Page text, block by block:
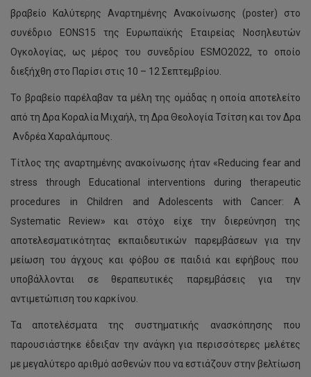
βραβείο Καλύτερης Αναρτημένης Ανακοίνωσης (poster) στο
συνέδριο EONS15 της Ευρωπαϊκής Εταιρείας Νοσηλευτών
Ογκολογίας, ως μέρος του συνεδρίου ESMO2022, το οποίο
διεξήχθη στο Παρίσι στις 10 – 12 Σεπτεμβρίου.
Το βραβείο παρέλαβαν τα μέλη της ομάδας η οποία αποτελείτο
από τη Δρα Κοραλία Μιχαήλ, τη Δρα Θεολογία Τσίτση και τον Δρα
Ανδρέα Χαραλάμπους.
Τίτλος της αναρτημένης ανακοίνωσης ήταν «Reducing fear and
stress through Educational interventions during therapeutic
procedures in Children and Adolescents with Cancer: A
Systematic Review» και στόχο είχε την διερεύνηση της
αποτελεσματικότητας εκπαιδευτικών παρεμβάσεων για την
μείωση του άγχους και φόβου σε παιδιά και εφήβους που
υποβάλλονται σε θεραπευτικές παρεμβάσεις για την
αντιμετώπιση του καρκίνου.
Τα αποτελέσματα της συστηματικής ανασκόπησης που
παρουσιάστηκε έδειξαν την ανάγκη για περισσότερες μελέτες
με μεγαλύτερο αριθμό ασθενών που να εστιάζουν στην βελτίωση